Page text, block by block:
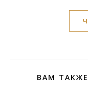
ВАМ